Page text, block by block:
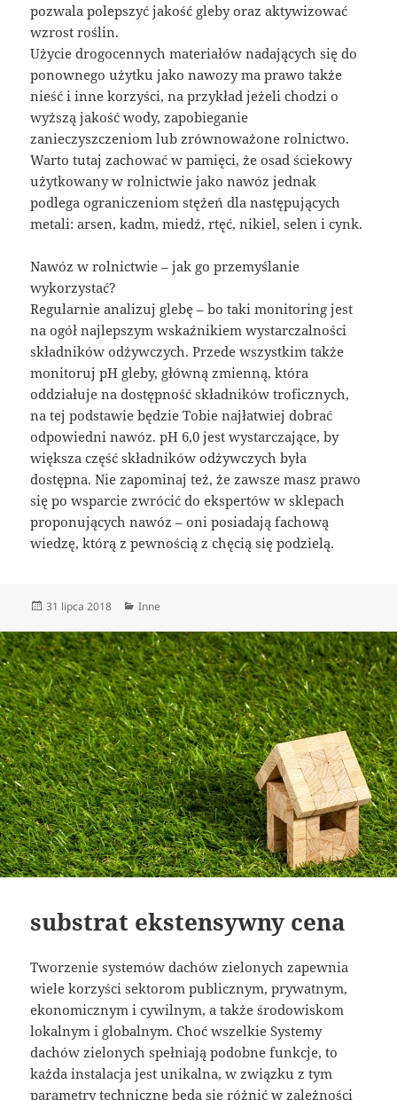
pozwala polepszyć jakość gleby oraz aktywizować
wzrost roślin.
Użycie drogocennych materiałów nadających się do
ponownego użytku jako nawozy ma prawo także
nieść i inne korzyści, na przykład jeżeli chodzi o
wyższą jakość wody, zapobieganie
zanieczyszczeniom lub zrównoważone rolnictwo.
Warto tutaj zachować w pamięci, że osad ściekowy
użytkowany w rolnictwie jako nawóz jednak
podlega ograniczeniom stężeń dla następujących
metali: arsen, kadm, miedź, rtęć, nikiel, selen i cynk.
Nawóz w rolnictwie – jak go przemyślanie
wykorzystać?
Regularnie analizuj glebę – bo taki monitoring jest
na ogół najlepszym wskaźnikiem wystarczalności
składników odżywczych. Przede wszystkim także
monitoruj pH gleby, główną zmienną, która
oddziałuje na dostępność składników troficznych,
na tej podstawie będzie Tobie najłatwiej dobrać
odpowiedni nawóz. pH 6,0 jest wystarczające, by
większa część składników odżywczych była
dostępna. Nie zapominaj też, że zawsze masz prawo
się po wsparcie zwrócić do ekspertów w sklepach
proponujących nawóz – oni posiadają fachową
wiedzę, którą z pewnością z chęcią się podzielą.
Data
31 lipca 2018 Kategorie
Inne
substrat ekstensywny cena
Tworzenie systemów dachów zielonych zapewnia
wiele korzyści sektorom publicznym, prywatnym,
ekonomicznym i cywilnym, a także środowiskom
lokalnym i globalnym. Choć wszelkie Systemy
dachów zielonych spełniają podobne funkcje, to
każda instalacja jest unikalna, w związku z tym
parametry techniczne będą się różnić w zależności